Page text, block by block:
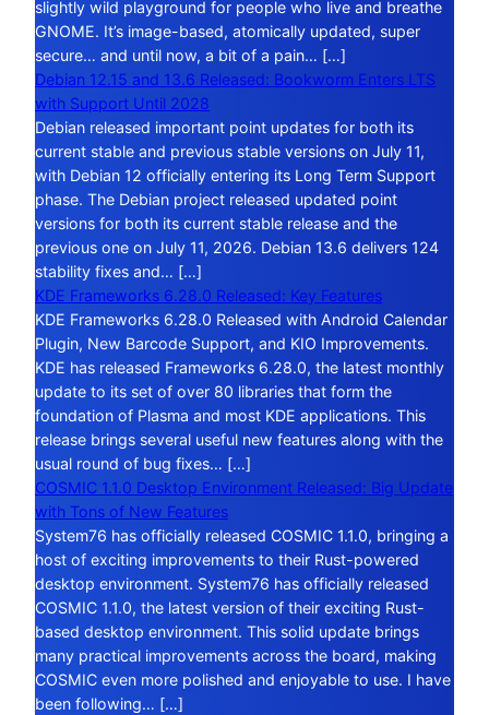
slightly wild playground for people who live and breathe
GNOME. It’s image-based, atomically updated, super
secure… and until now, a bit of a pain… […]
Debian 12.15 and 13.6 Released: Bookworm Enters LTS
with Support Until 2028
Debian released important point updates for both its
current stable and previous stable versions on July 11,
with Debian 12 officially entering its Long Term Support
phase. The Debian project released updated point
versions for both its current stable release and the
previous one on July 11, 2026. Debian 13.6 delivers 124
stability fixes and… […]
KDE Frameworks 6.28.0 Released: Key Features
KDE Frameworks 6.28.0 Released with Android Calendar
Plugin, New Barcode Support, and KIO Improvements.
KDE has released Frameworks 6.28.0, the latest monthly
update to its set of over 80 libraries that form the
foundation of Plasma and most KDE applications. This
release brings several useful new features along with the
usual round of bug fixes… […]
COSMIC 1.1.0 Desktop Environment Released: Big Update
with Tons of New Features
System76 has officially released COSMIC 1.1.0, bringing a
host of exciting improvements to their Rust-powered
desktop environment. System76 has officially released
COSMIC 1.1.0, the latest version of their exciting Rust-
based desktop environment. This solid update brings
many practical improvements across the board, making
COSMIC even more polished and enjoyable to use. I have
been following… […]